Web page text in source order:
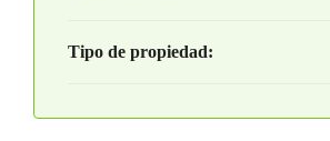
Tipo de propiedad: